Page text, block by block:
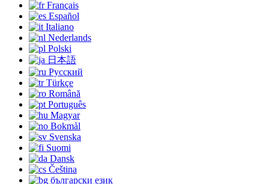
Français
Español
Italiano
Nederlands
Polski
日本語
Русский
Türkçe
Română
Português
Magyar
Bokmål
Svenska
Suomi
Dansk
Čeština
български език